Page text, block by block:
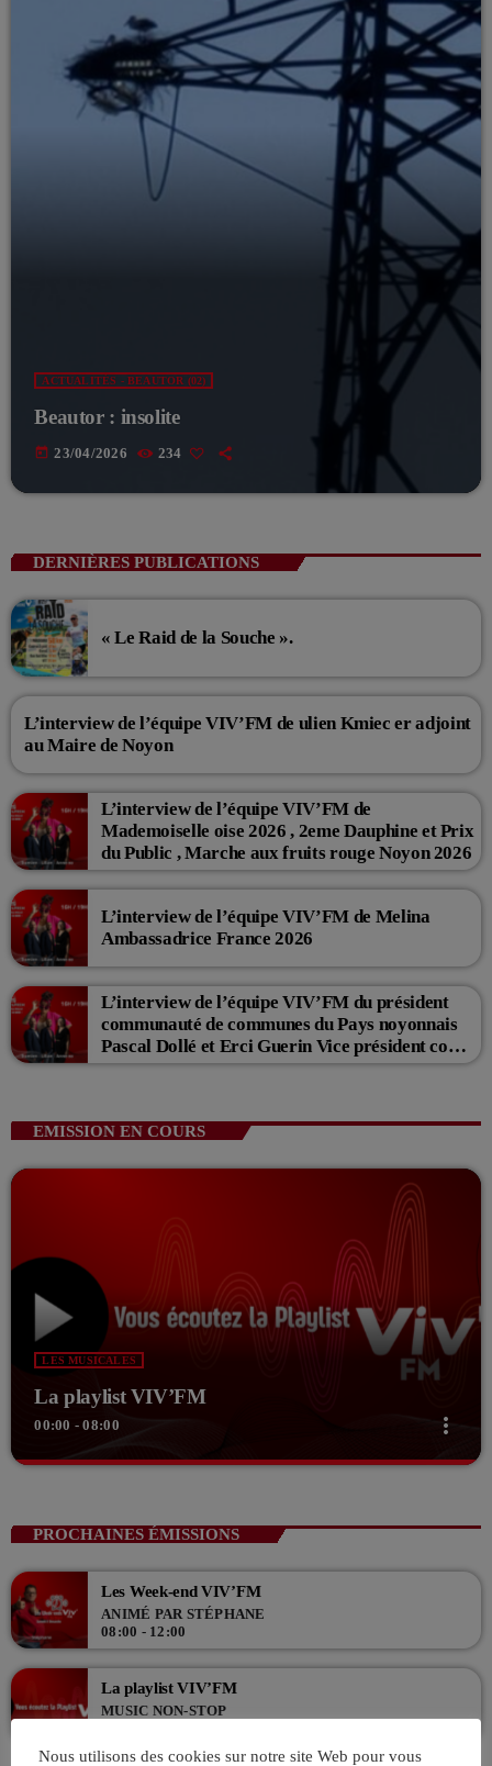
ACTUALITÉS - BEAUTOR (02)
Beautor : insolite
today 23/04/2026 234
DERNIÈRES PUBLICATIONS
« Le Raid de la Souche ».
L’interview de l’équipe VIV’FM de ulien Kmiec er adjoint
au Maire de Noyon
L’interview de l’équipe VIV’FM de
Mademoiselle oise 2026 , 2eme Dauphine et Prix
du Public , Marche aux fruits rouge Noyon 2026
L’interview de l’équipe VIV’FM de Melina
Ambassadrice France 2026
L’interview de l’équipe VIV’FM du président
communauté de communes du Pays noyonnais
Pascal Dollé et Erci Guerin Vice président com
de com
EMISSION EN COURS
LES MUSICALES
La playlist VIV’FM
00:00 - 08:00 more_vert
PROCHAINES ÉMISSIONS
Les Week-end VIV’FM
ANIMÉ PAR STÉPHANE
08:00 - 12:00
La playlist VIV’FM
MUSIC NON-STOP
Nous utilisons des cookies sur notre site Web pour vous